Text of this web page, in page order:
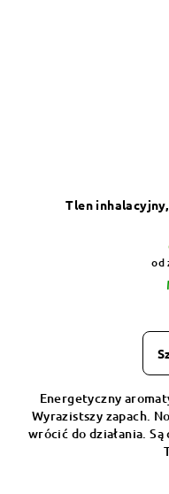
Tlen
od
Energetyczny
Wyrazistszy zapach.
wrócić do działania.